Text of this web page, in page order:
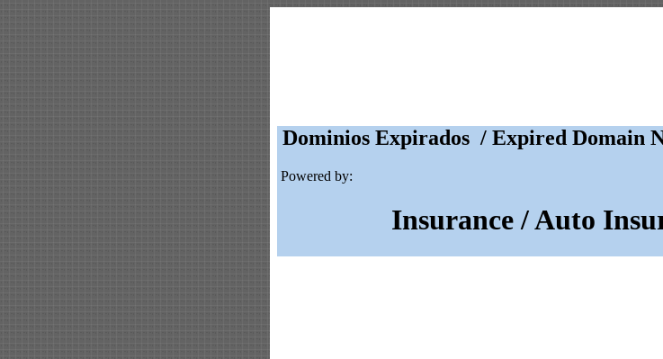
Dominios Expirados / Expired Domain
Powered by:
Insurance / Auto